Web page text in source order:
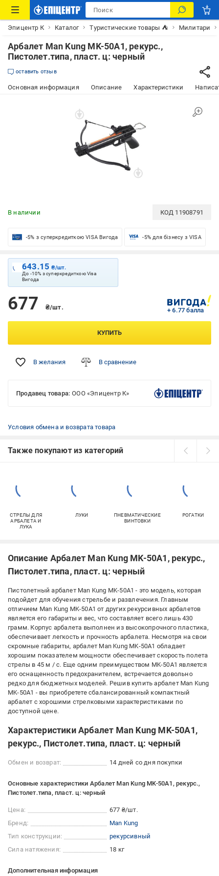
Эпицентр К Каталог Туристические товары ⛺ Милитари
Арбалет Man Kung MK-50A1, рекурс.,
Пистолет.типа, пласт. ц: черный
оставить отзыв
Основная информация Описание Характеристики
В наличии КОД 11908791
-5% з суперкредиткою VISA Вигода -5% для бізнесу з VISA
643.15₴/шт.
До -10% з суперкредиткою Visa
Вигода
677 ₴/шт. + 6.77 балла
КУПИТЬ
В желания В сравнение
Продавец товара: ООО «Эпицентр К»
Условия обмена и возврата товара
Также покупают из категорий
СТРЕЛЫ ДЛЯ
АРБАЛЕТА И
ЛУКА
ЛУКИ
ПНЕВМАТИЧЕСКИЕ
ВИНТОВКИ
РОГАТКИ
Описание Арбалет Man Kung MK-50A1, рекурс.,
Пистолет.типа, пласт. ц: черный
Пистолетный арбалет Man Kung MK-50A1 - это модель, которая
подойдет для обучения стрельбе и развлечения. Главным
отличием Man Kung MK-50A1 от других рекурсивных арбалетов
является его габариты и вес, что составляет всего лишь 430
грамм. Корпус арбалета выполнен из высокопрочного пластика,
обеспечивает легкость и прочность арбалета. Несмотря на свои
скромные габариты, арбалет Man Kung MK-50A1 обладает
хорошим показателем мощности обеспечивает скорость полета
стрелы в 45 м / с. Еще одним преимуществом MK-50A1 является
его оснащенность предохранителем, встречается довольно
редко для бюджетных моделей. Решив купить арбалет Man Kung
MK-50A1 - вы приобретете сбалансированный компактный
арбалет с хорошими стрелковыми характеристиками по
доступной цене.
Характеристики Арбалет Man Kung MK-50A1,
рекурс., Пистолет.типа, пласт. ц: черный
Обмен и возврат: 14 дней со дня покупки
Основные характеристики Арбалет Man Kung MK-50A1, рекурс.,
Пистолет.типа, пласт. ц: черный
Цена:
677 ₴/шт.
Бренд:
Man Kung
Тип конструкции:
рекурсивный
Сила натяжения:
18 кг
Дополнительная информация